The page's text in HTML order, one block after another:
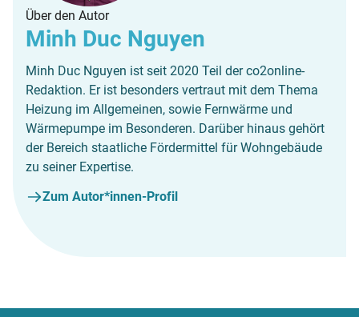
Über den Autor
Minh Duc Nguyen
Minh Duc Nguyen ist seit 2020 Teil der co2online-
Redaktion. Er ist besonders vertraut mit dem Thema
Heizung im Allgemeinen, sowie Fernwärme und
Wärmepumpe im Besonderen. Darüber hinaus gehört
der Bereich staatliche Fördermittel für Wohngebäude
zu seiner Expertise.
Zum Autor*innen-Profil